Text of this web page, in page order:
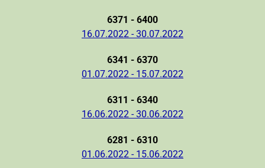
6371 - 6400
16.07.2022 - 30.07.2022
6341 - 6370
01.07.2022 - 15.07.2022
6311 - 6340
16.06.2022 - 30.06.2022
6281 - 6310
01.06.2022 - 15.06.2022